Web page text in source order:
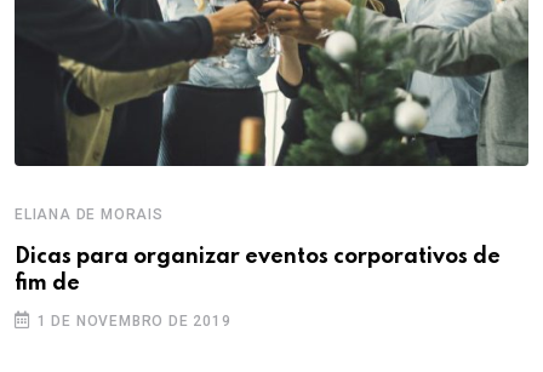
ELIANA DE MORAIS
Dicas para organizar eventos corporativos de
fim de
1 DE NOVEMBRO DE 2019